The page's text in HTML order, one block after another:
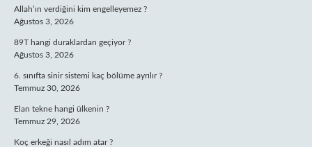
Allah’ın verdiğini kim engelleyemez ?
Ağustos 3, 2026
89T hangi duraklardan geçiyor ?
Ağustos 3, 2026
6. sınıfta sinir sistemi kaç bölüme ayrılır ?
Temmuz 30, 2026
Elan tekne hangi ülkenin ?
Temmuz 29, 2026
Koç erkeği nasıl adım atar ?